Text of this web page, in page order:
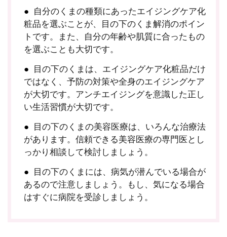
自分のくまの種類にあったエイジングケア化
粧品を選ぶことが、目の下のくま解消のポイン
トです。また、自分の年齢や肌質に合ったもの
を選ぶことも大切です。
目の下のくまは、エイジングケア化粧品だけ
ではなく、予防の対策や全身のエイジングケア
が大切です。アンチエイジングを意識した正し
い生活習慣が大切です。
目の下のくまの美容医療は、いろんな治療法
があります。信頼できる美容医療の専門医とし
っかり相談して検討しましょう。
目の下のくまには、病気が潜んでいる場合が
あるので注意しましょう。もし、気になる場合
はすぐに病院を受診しましょう。